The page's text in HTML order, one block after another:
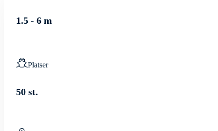
1.5 - 6 m
Platser
50 st.